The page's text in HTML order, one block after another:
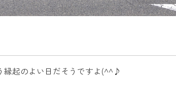
縁起のよい日だそうですよ(^^♪